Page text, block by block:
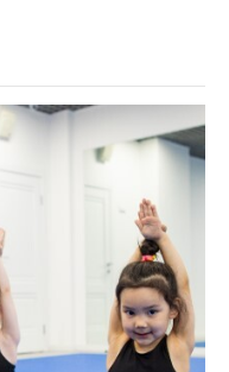
© 2017-2026 Выставочные залы Москвы
материалов разрешено только с
согласия правообладателей.
на изображения и тексты принадлежат
их авторам.